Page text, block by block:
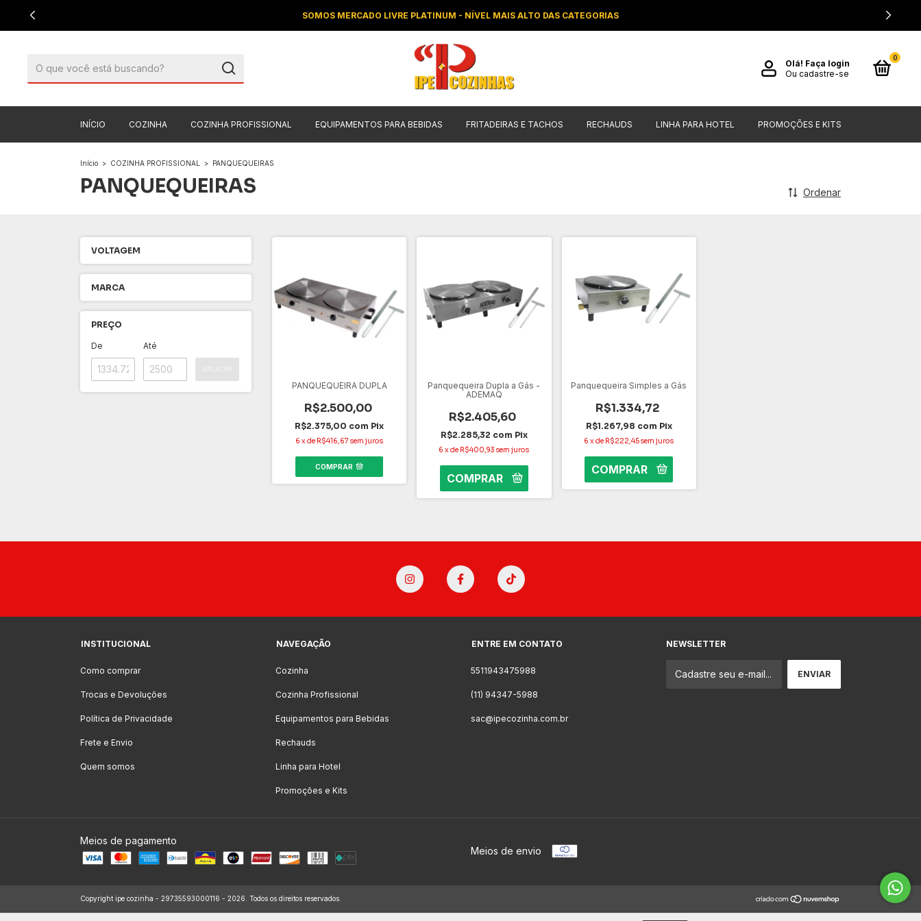
SOMOS MERCADO LIVRE PLATINUM - NÍVEL MAIS ALTO DAS CATEGORIAS
Olá! Faça login
Ou cadastre-se
0
INÍCIO COZINHA COZINHA PROFISSIONAL EQUIPAMENTOS PARA BEBIDAS FRITADEIRAS E TACHOS RECHAUDS LINHA PARA HOTEL PROMOÇÕES E KITS
Início > COZINHA PROFISSIONAL > PANQUEQUEIRAS
PANQUEQUEIRAS Ordenar
VOLTAGEM
MARCA
PREÇO
De Até
PANQUEQUEIRA DUPLA
R$2.500,00
R$2.375,00 com Pix
6 xde R$416,67 sem juros
COMPRAR
Panquequeira Dupla a Gás -
ADEMAQ
R$2.405,60
R$2.285,32 com Pix
6 xde R$400,93 sem juros
Panquequeira Simples a Gás
R$1.334,72
R$1.267,98 com Pix
6 xde R$222,45sem juros
INSTITUCIONAL
Como comprar
Trocas e Devoluções
Política de Privacidade
Frete e Envio
Quem somos
NAVEGAÇÃO
Cozinha
Cozinha Profissional
Equipamentos para Bebidas
Rechauds
Linha para Hotel
Promoções e Kits
ENTRE EM CONTATO
5511943475988
(11) 94347-5988
sac@ipecozinha.com.br
NEWSLETTER
Meios de pagamento
Meios de envio
Copyright ipe cozinha - 29735593000116 - 2026. Todos os direitos reservados.